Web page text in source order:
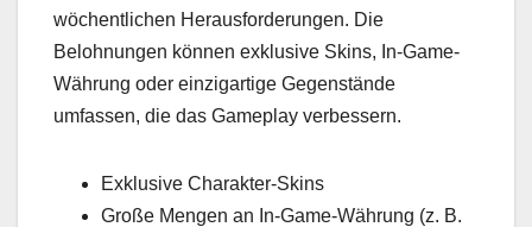
wöchentlichen Herausforderungen. Die
Belohnungen können exklusive Skins, In-Game-
Währung oder einzigartige Gegenstände
umfassen, die das Gameplay verbessern.
Exklusive Charakter-Skins
Große Mengen an In-Game-Währung (z. B.